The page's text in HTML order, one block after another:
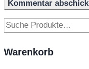
Suchen
Warenkorb